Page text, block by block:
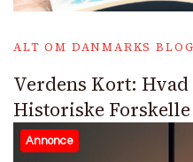
ALT OM DANMARKS BLOG
Verdens Kort:
Historiske Forskelle
Annonce